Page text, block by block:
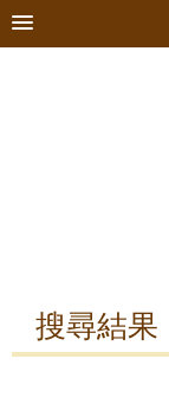
搜尋結果